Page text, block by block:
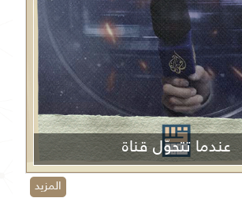
عندما تتحوّل قناة
منبر إعلامي إلى منصة دعائية
المزيد